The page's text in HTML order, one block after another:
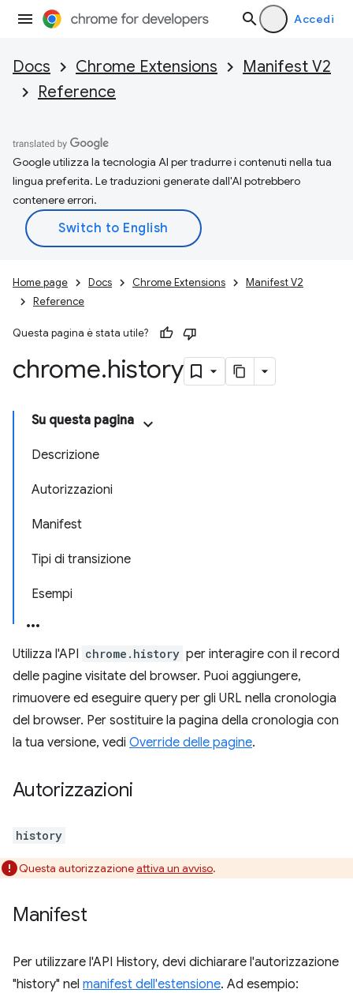
Accedi
Docs Chrome Extensions
Manifest V2
Reference
Google utilizza la tecnologia AI per tradurre i contenuti nella tua
lingua preferita. Le traduzioni generate dall'AI potrebbero
contenere errori.
Home page Docs Chrome Extensions
Manifest V2
Reference
Questa pagina è stata utile?
chrome.history
Su questa pagina
Descrizione
Autorizzazioni
Manifest
Tipi di transizione
Esempi
Utilizza l'API chrome.history per interagire con il record
delle pagine visitate del browser. Puoi aggiungere,
rimuovere ed eseguire query per gli URL nella cronologia
del browser. Per sostituire la pagina della cronologia con
la tua versione, vedi Override delle pagine.
Autorizzazioni
history
Questa autorizzazioneattiva un avviso.
Manifest
Per utilizzare l'API History, devi dichiarare l'autorizzazione
"history" nel manifest dell'estensione. Ad esempio: